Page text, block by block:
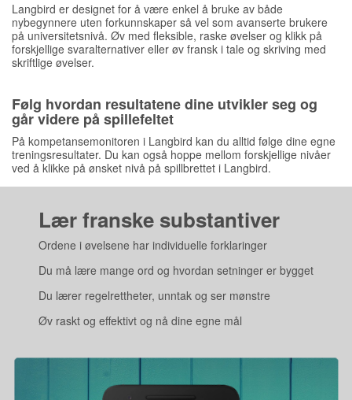
Langbird er designet for å være enkel å bruke av både
nybegynnere uten forkunnskaper så vel som avanserte brukere
på universitetsnivå. Øv med fleksible, raske øvelser og klikk på
forskjellige svaralternativer eller øv fransk i tale og skriving med
skriftlige øvelser.
Følg hvordan resultatene dine utvikler seg og
går videre på spillefeltet
På kompetansemonitoren i Langbird kan du alltid følge dine egne
treningsresultater. Du kan også hoppe mellom forskjellige nivåer
ved å klikke på ønsket nivå på spillbrettet i Langbird.
Lær franske substantiver
Ordene i øvelsene har individuelle forklaringer
Du må lære mange ord og hvordan setninger er bygget
Du lærer regelrettheter, unntak og ser mønstre
Øv raskt og effektivt og nå dine egne mål